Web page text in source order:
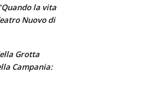
la vita
Nuovo di
Grotta
Campania: